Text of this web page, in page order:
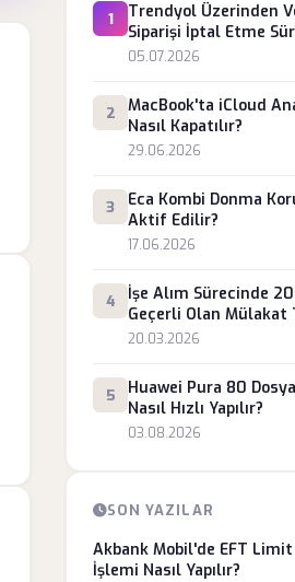
1
Trendyol Üzerinden
Siparişi İptal Etme
İşler?
05.07.2026
2
MacBook'ta iCloud
Nasıl Kapatılır?
29.06.2026
3
Eca Kombi Donma
Aktif Edilir?
17.06.2026
4
İşe Alım Sürecinde
Geçerli Olan Mülakat
Nelerdir?
20.03.2026
5
Huawei Pura 80
Nasıl Hızlı Yapılır?
03.08.2026
SON YAZILAR
Akbank Mobil'de EFT
İşlemi Nasıl Yapılır?